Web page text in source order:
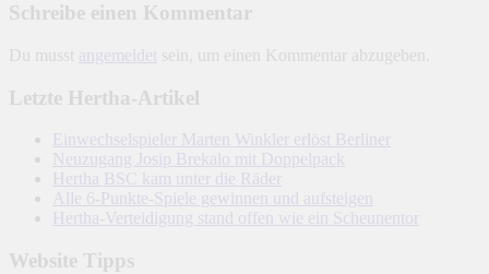
Schreibe einen Kommentar
Du musst angemeldet sein, um einen Kommentar abzugeben.
Letzte Hertha-Artikel
Einwechselspieler Marten Winkler erlöst Berliner
Neuzugang Josip Brekalo mit Doppelpack
Hertha BSC kam unter die Räder
Alle 6-Punkte-Spiele gewinnen und aufsteigen
Hertha-Verteidigung stand offen wie ein Scheunentor
Website Tipps